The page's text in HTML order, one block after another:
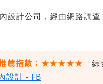
設計公司，經由網路調
薦指數：★★★★★
綜
設計 - FB